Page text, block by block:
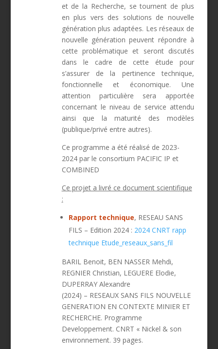
et de la Recherche, se tournent de plus
en plus vers des solutions de nouvelle
génération plus adaptées. Les réseaux de
nouvelle génération peuvent répondre à
cette problématique et seront discutés
dans le cadre de cette étude pour
s’assurer de la pertinence technique,
fonctionnelle et économique. Une
attention particulière sera apportée
concernant le niveau de service attendu
ainsi que la maturité des modèles
(publique/privé entre autres).
Ce programme a été réalisé de 2023-
2024 par le consortium PACIFIC IP et
COMBINED
Ce projet a livré ce document scientifique
:
Rapport technique, RESEAU SANS
FILS – Edition 2024 : 2024 CNRT rapp
technique Etude_reseaux_sans_fil
BARIL Benoit, BEN NASSER Mehdi,
REGNIER Christian, LEGUERE Elodie,
DUPERRAY Alexandre
(2024) – RESEAUX SANS FILS NOUVELLE
GENERATION EN CONTEXTE MINIER ET
RECHERCHE. Programme
Developpement. CNRT « Nickel & son
environnement. 39 pages.